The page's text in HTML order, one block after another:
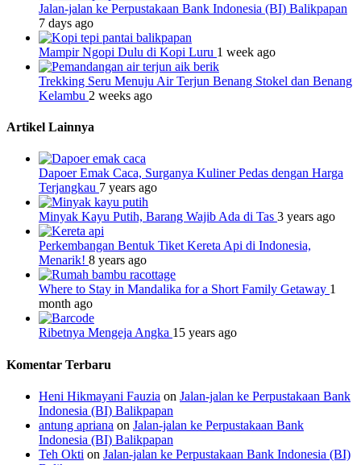
Jalan-jalan ke Perpustakaan Bank Indonesia (BI) Balikpapan
7 days ago
Mampir Ngopi Dulu di Kopi Luru 1 week ago
Trekking Seru Menuju Air Terjun Benang Stokel dan Benang
Kelambu 2 weeks ago
Artikel Lainnya
Dapoer Emak Caca, Surganya Kuliner Pedas dengan Harga
Terjangkau 7 years ago
Minyak Kayu Putih, Barang Wajib Ada di Tas 3 years ago
Perkembangan Bentuk Tiket Kereta Api di Indonesia,
Menarik! 8 years ago
Where to Stay in Mandalika for a Short Family Getaway 1
month ago
Ribetnya Mengeja Angka 15 years ago
Komentar Terbaru
Heni Hikmayani Fauzia on Jalan-jalan ke Perpustakaan Bank
Indonesia (BI) Balikpapan
antung apriana on Jalan-jalan ke Perpustakaan Bank
Indonesia (BI) Balikpapan
Teh Okti on Jalan-jalan ke Perpustakaan Bank Indonesia (BI)